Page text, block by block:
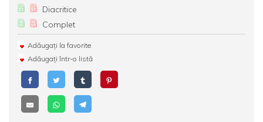
Diacritice
Complet
Adăugați la favorite
Adăugați într-o listă